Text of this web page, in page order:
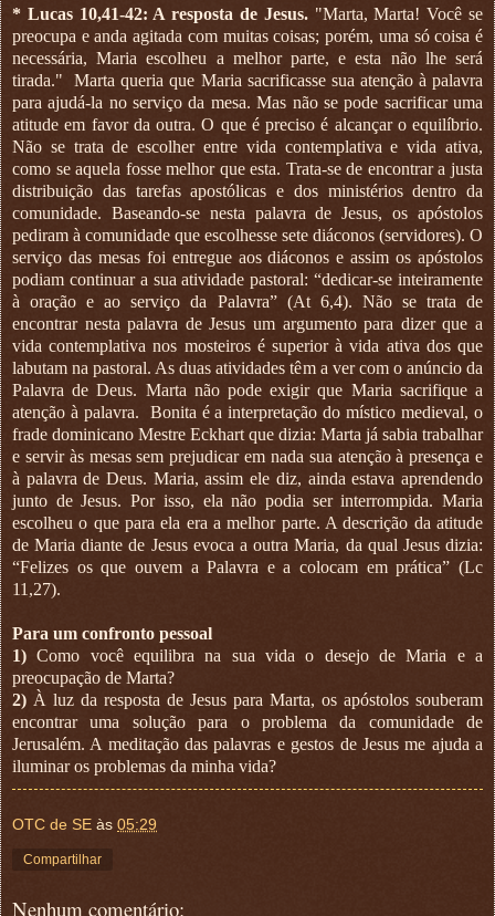
* Lucas 10,41-42: A resposta de Jesus. "Marta, Marta! Você se
preocupa e anda agitada com muitas coisas; porém, uma só coisa é
necessária, Maria escolheu a melhor parte, e esta não lhe será
tirada."
Marta queria que Maria sacrificasse sua atenção à palavra
para ajudá-la no serviço da mesa. Mas não se pode sacrificar uma
atitude em favor da outra. O que é preciso é alcançar o equilíbrio.
Não se trata de escolher entre vida contemplativa e vida ativa,
como se aquela fosse melhor que esta. Trata-se de encontrar a justa
distribuição das tarefas apostólicas e dos ministérios dentro da
comunidade. Baseando-se nesta palavra de Jesus, os apóstolos
pediram à comunidade que escolhesse sete diáconos (servidores). O
serviço das mesas foi entregue aos diáconos e assim os apóstolos
podiam continuar a sua atividade pastoral: “dedicar-se inteiramente
à oração e ao serviço da Palavra” (At 6,4). Não se trata de
encontrar nesta palavra de Jesus um argumento para dizer que a
vida contemplativa nos mosteiros é superior à vida ativa dos que
labutam na pastoral. As duas atividades têm a ver com o anúncio da
Palavra de Deus. Marta não pode exigir que Maria sacrifique a
atenção à palavra.
Bonita é a interpretação do místico medieval, o
frade dominicano Mestre Eckhart que dizia: Marta já sabia trabalhar
e servir às mesas sem prejudicar em nada sua atenção à presença e
à palavra de Deus. Maria, assim ele diz, ainda estava aprendendo
junto de Jesus. Por isso, ela não podia ser interrompida. Maria
escolheu o que para ela era a melhor parte. A descrição da atitude
de Maria diante de Jesus evoca a outra Maria, da qual Jesus dizia:
“Felizes os que ouvem a Palavra e a colocam em prática” (Lc
11,27).
Para um confronto pessoal
1) Como você equilibra na sua vida o desejo de Maria e a
preocupação de Marta?
2) À luz da resposta de Jesus para Marta, os apóstolos souberam
encontrar uma solução para o problema da comunidade de
Jerusalém. A meditação das palavras e gestos de Jesus me ajuda a
iluminar os problemas da minha vida?
OTC de SE às 05:29
Compartilhar
Nenhum comentário: